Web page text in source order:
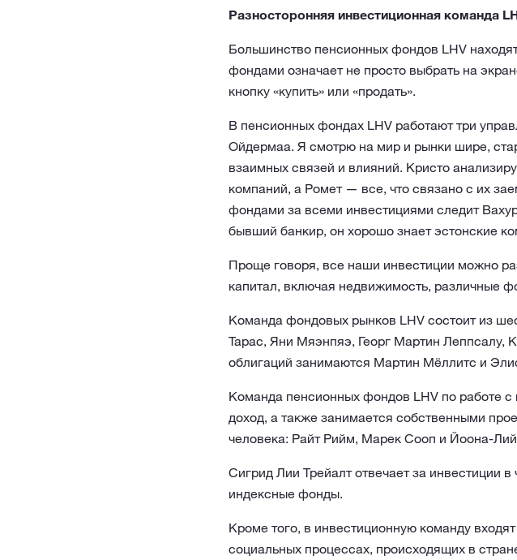
Разносторонняя инвестиционная команда
Большинство пенсионных фондов LHV
фондами означает не просто выбрать на
кнопку «купить» или «продать».
В пенсионных фондах LHV работают три
Ойдермаа. Я смотрю на мир и рынки шире,
взаимных связей и влияний. Кристо
компаний, а Ромет — все, что связано с их
фондами за всеми инвестициями следит
бывший банкир, он хорошо знает эстонские
Проще говоря, все наши инвестиции можно
капитал, включая недвижимость, различные
Команда фондовых рынков LHV состоит из
Тарас, Яни Мяэнпяэ, Георг Мартин Леппсалу,
облигаций занимаются Мартин Мёллитс и
Команда пенсионных фондов LHV по работе
доход, а также занимается собственными
человека: Райт Рийм, Марек Сооп и Йоона-
Сигрид Лии Трейалт отвечает за инвестиции
индексные фонды.
Кроме того, в инвестиционную команду
социальных процессах, происходящих в